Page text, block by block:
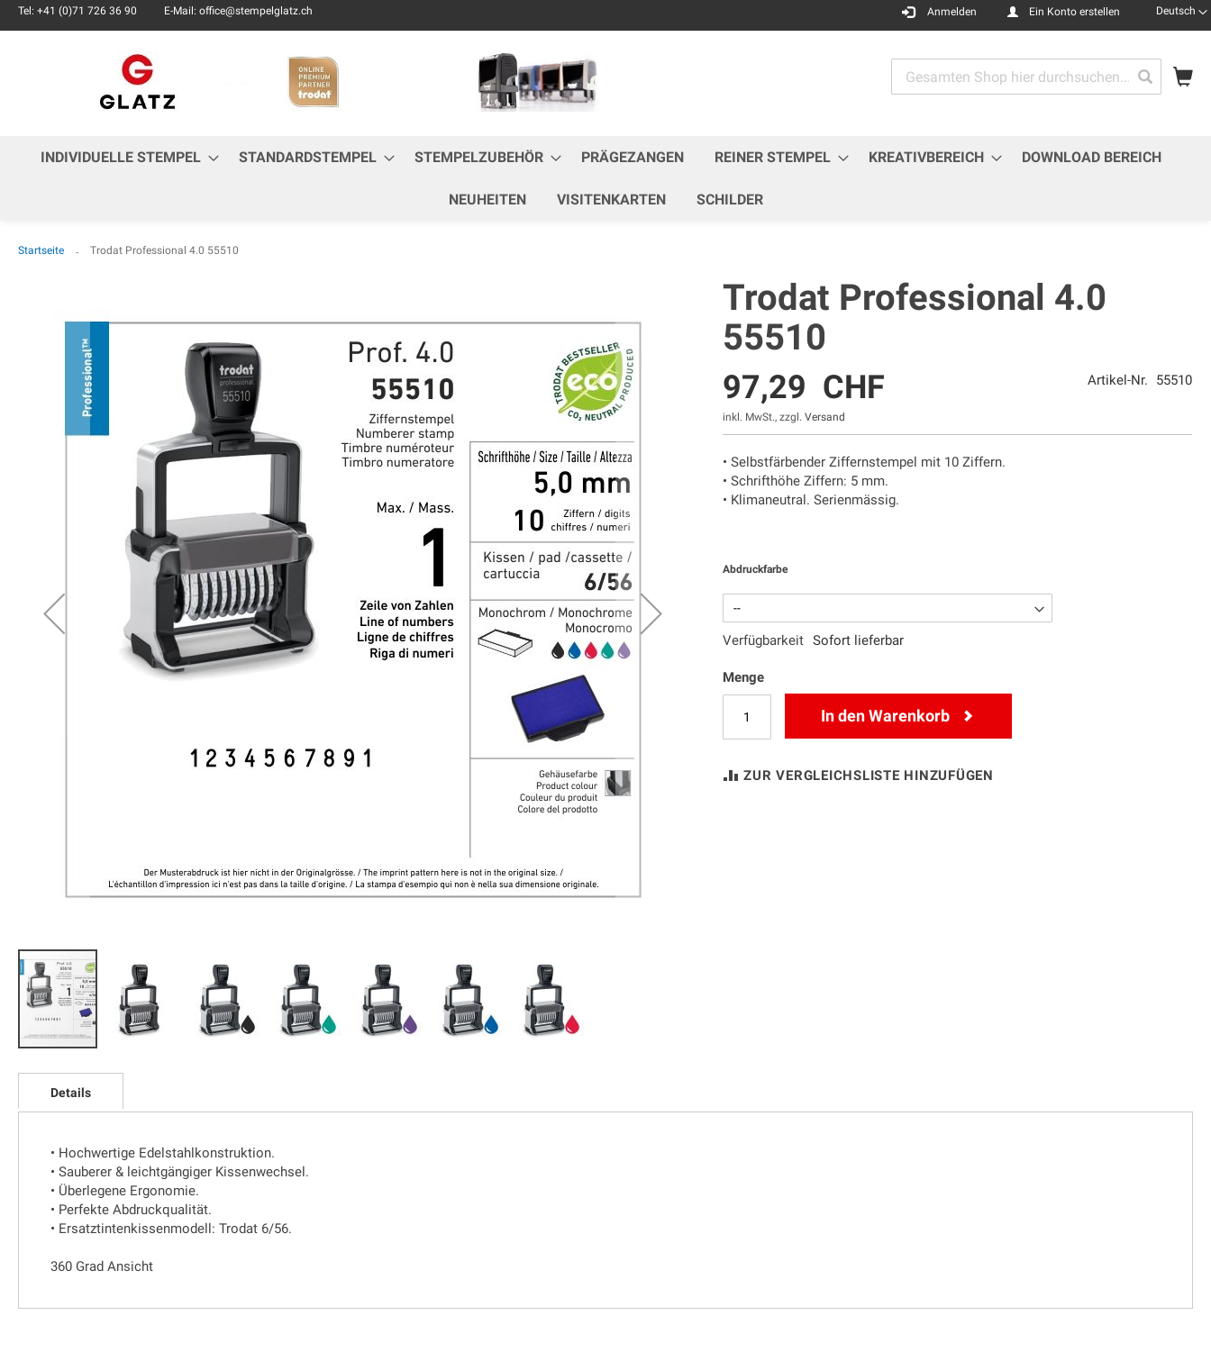
Tel: +41 (0)71 726 36 90 E-Mail: office@stempelglatz.ch
springen
Sprache
Deutsch
Anmelden Ein Konto erstellen
Search
INDIVIDUELLE STEMPEL STANDARDSTEMPEL STEMPELZUBEHÖR PRÄGEZANGEN REINER STEMPEL KREATIVBEREICH DOWNLOAD BEREICH
NEUHEITEN VISITENKARTEN SCHILDER
Startseite Trodat Professional 4.0 55510
Anfang
Bildgalerie
Trodat Professional 4.0
55510
97,29 CHF
inkl. MwSt., zzgl.Versand
Artikel-Nr. 55510
• Selbstfärbender Ziffernstempel mit 10 Ziffern.
• Schrifthöhe Ziffern: 5 mm.
• Klimaneutral. Serienmässig.
Abdruckfarbe
Verfügbarkeit Sofort lieferbar
Menge
In den Warenkorb
ZUR VERGLEICHSLISTE HINZUFÜGEN
Details
• Hochwertige Edelstahlkonstruktion.
• Sauberer & leichtgängiger Kissenwechsel.
• Überlegene Ergonomie.
• Perfekte Abdruckqualität.
• Ersatztintenkissenmodell: Trodat 6/56.
360 Grad Ansicht